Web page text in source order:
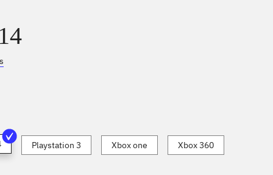
Playstation 3 Xbox one Xbox 360